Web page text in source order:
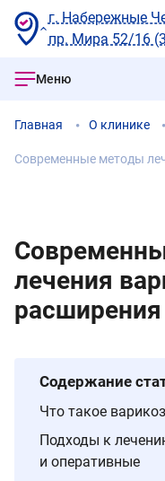
г. Набережные
пр. Мира 52/16
Меню
Главная О клинике
Современные методы
лечения
расширения
Содержание
Что такое
Подходы к
и оперативные